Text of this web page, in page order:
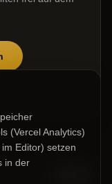
leeren Canvas
(Vercel Analytics)
Editor) setzen
in der